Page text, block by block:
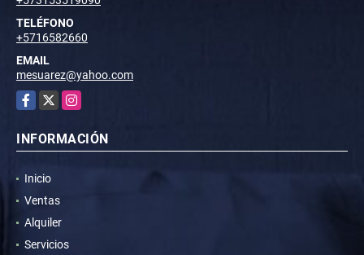
TELÉFONO
+5716582660
EMAIL
mesuarez@yahoo.com
Facebook
X Instagram
INFORMACIÓN
Inicio
Ventas
Alquiler
Servicios